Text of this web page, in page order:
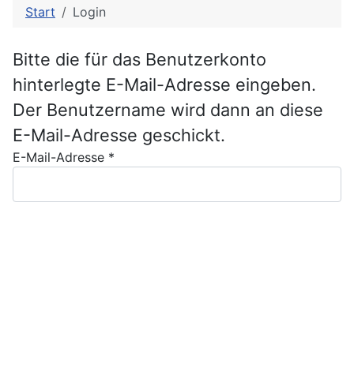
Start Login
Bitte die für das Benutzerkonto
hinterlegte E-Mail-Adresse eingeben.
Der Benutzername wird dann an diese
E-Mail-Adresse geschickt.
E-Mail-Adresse *